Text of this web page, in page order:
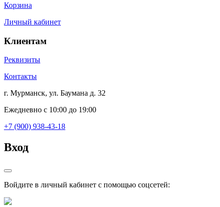
Корзина
Личный кабинет
Клиентам
Реквизиты
Контакты
г. Мурманск, ул. Баумана д. 32
Ежедневно с 10:00 до 19:00
+7 (900) 938-43-18
Вход
Войдите в личный кабинет с помощью соцсетей: